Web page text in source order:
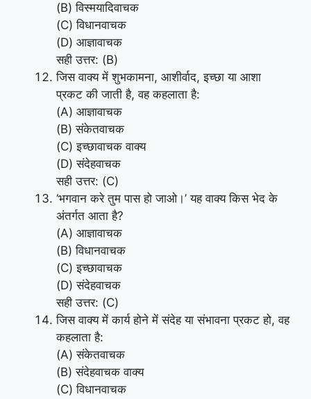
(B) विस्मयादिवाचक
(C) विधानवाचक
(D) आज्ञावाचक
सही उत्तर: (B)
जिस वाक्य में शुभकामना, आशीर्वाद, इच्छा या आशा
प्रकट की जाती है, वह कहलाता है:
(A) आज्ञावाचक
(B) संकेतवाचक
(C) इच्छावाचक वाक्य
(D) संदेहवाचक
सही उत्तर: (C)
‘भगवान करे तुम पास हो जाओ।’ यह वाक्य किस भेद के
अंतर्गत आता है?
(A) आज्ञावाचक
(B) विधानवाचक
(C) इच्छावाचक
(D) संदेहवाचक
सही उत्तर: (C)
जिस वाक्य में कार्य होने में संदेह या संभावना प्रकट हो, वह
कहलाता है:
(A) संकेतवाचक
(B) संदेहवाचक वाक्य
(C) विधानवाचक